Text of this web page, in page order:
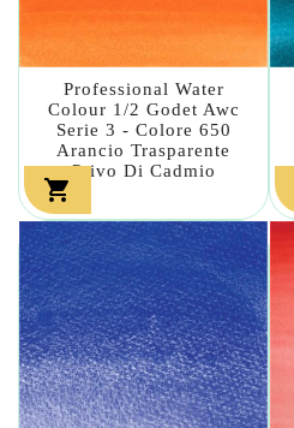
Professional Water
Colour 1/2 Godet Awc
Serie 3 - Colore 650
Arancio Trasparente
Privo Di Cadmio
